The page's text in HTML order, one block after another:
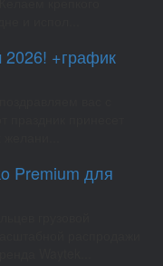
+график
Premium для